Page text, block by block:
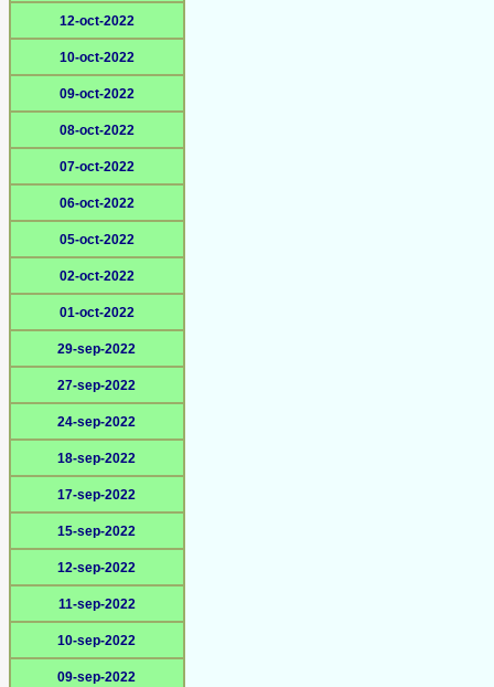
12-oct-2022
10-oct-2022
09-oct-2022
08-oct-2022
07-oct-2022
06-oct-2022
05-oct-2022
02-oct-2022
01-oct-2022
29-sep-2022
27-sep-2022
24-sep-2022
18-sep-2022
17-sep-2022
15-sep-2022
12-sep-2022
11-sep-2022
10-sep-2022
09-sep-2022